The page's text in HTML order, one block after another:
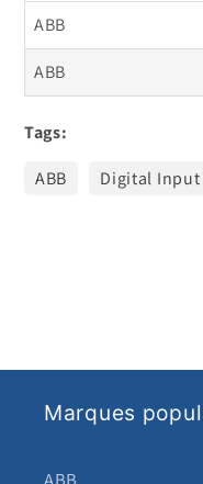
ABB
ABB
Tags:
ABB
Digital
Marques